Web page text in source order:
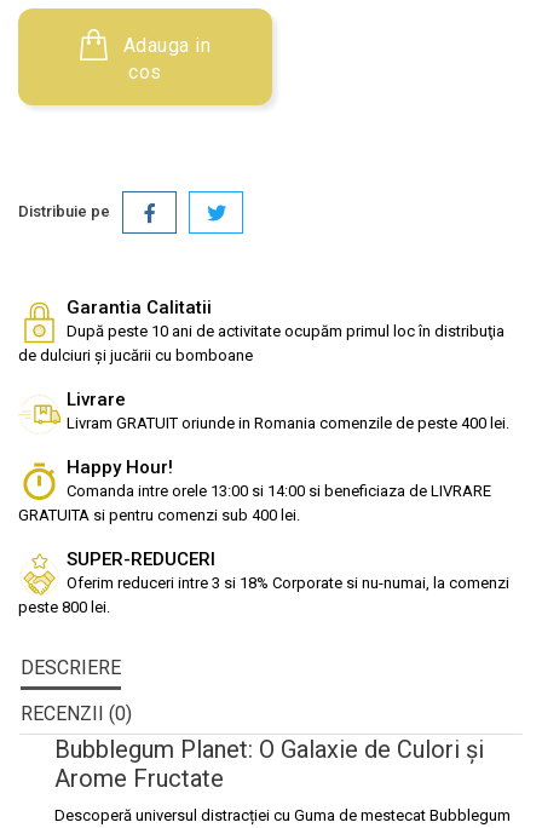
cos
Distribuie pe
Garantia Calitatii
După peste 10 ani de activitate ocupăm primul loc în distribuţia
de dulciuri și jucării cu bomboane
Livrare
Livram GRATUIT oriunde in Romania comenzile de peste 400 lei.
Happy Hour!
Comanda intre orele 13:00 si 14:00 si beneficiaza de LIVRARE
GRATUITA si pentru comenzi sub 400 lei.
SUPER-REDUCERI
Oferim reduceri intre 3 si 18% Corporate si nu-numai, la comenzi
peste 800 lei.
DESCRIERE
RECENZII (0)
Bubblegum Planet: O Galaxie de Culori și
Arome Fructate
Descoperă universul distracției cu Guma de mestecat Bubblegum